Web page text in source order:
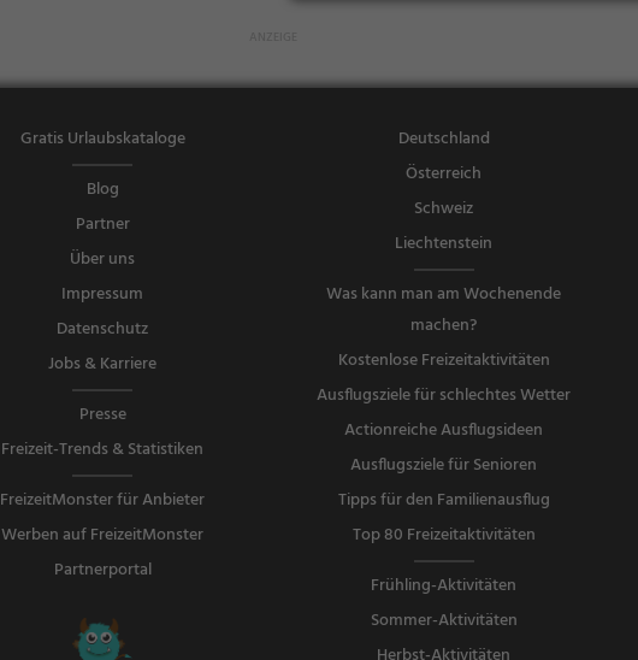
Gratis Urlaubskataloge
Blog
Partner
Über uns
Impressum
Datenschutz
Jobs & Karriere
Presse
Freizeit-Trends & Statistiken
FreizeitMonster für Anbieter
Werben auf FreizeitMonster
Partnerportal
Deutschland
Österreich
Schweiz
Liechtenstein
Was kann man am Wochenende
machen?
Kostenlose Freizeitaktivitäten
Ausflugsziele für schlechtes Wetter
Actionreiche Ausflugsideen
Ausflugsziele für Senioren
Tipps für den Familienausflug
Top 80 Freizeitaktivitäten
Frühling-Aktivitäten
Sommer-Aktivitäten